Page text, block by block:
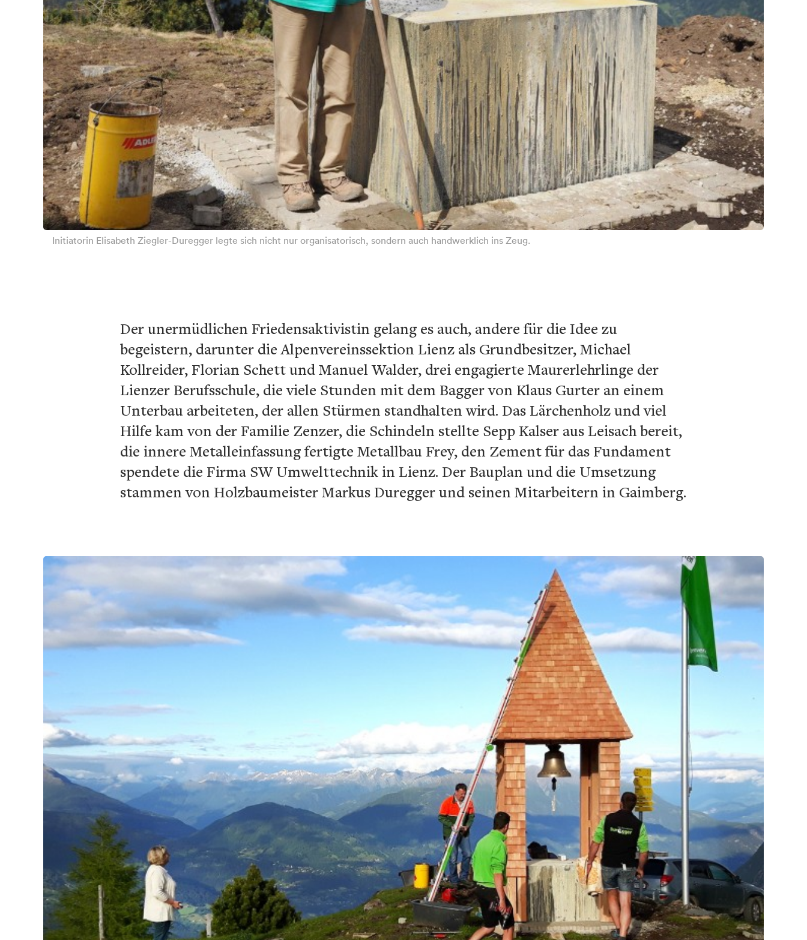
Initiatorin Elisabeth Ziegler-Duregger legte sich nicht nur organisatorisch, sondern auch handwerklich ins Zeug.
Der unermüdlichen Friedensaktivistin gelang es auch, andere für die Idee zu
begeistern, darunter die Alpenvereinssektion Lienz als Grundbesitzer, Michael
Kollreider, Florian Schett und Manuel Walder, drei engagierte Maurerlehrlinge der
Lienzer Berufsschule, die viele Stunden mit dem Bagger von Klaus Gurter an einem
Unterbau arbeiteten, der allen Stürmen standhalten wird. Das Lärchenholz und viel
Hilfe kam von der Familie Zenzer, die Schindeln stellte Sepp Kalser aus Leisach bereit,
die innere Metalleinfassung fertigte Metallbau Frey, den Zement für das Fundament
spendete die Firma SW Umwelttechnik in Lienz. Der Bauplan und die Umsetzung
stammen von Holzbaumeister Markus Duregger und seinen Mitarbeitern in Gaimberg.